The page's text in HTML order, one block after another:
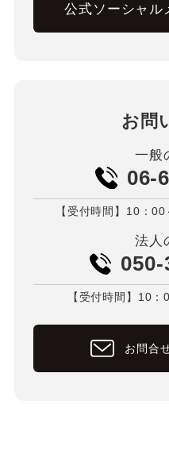
公式ソーシャル
お問
一般
06-
【受付時間】10：
法人
050-
【受付時間】10
お問合